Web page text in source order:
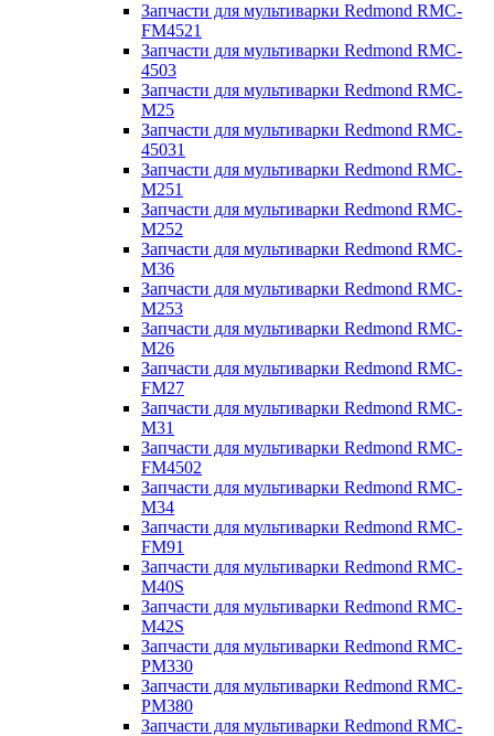
Запчасти для мультиварки Redmond RMC-
FM4521
Запчасти для мультиварки Redmond RMC-
4503
Запчасти для мультиварки Redmond RMC-
M25
Запчасти для мультиварки Redmond RMC-
45031
Запчасти для мультиварки Redmond RMC-
M251
Запчасти для мультиварки Redmond RMC-
M252
Запчасти для мультиварки Redmond RMC-
M36
Запчасти для мультиварки Redmond RMC-
M253
Запчасти для мультиварки Redmond RMC-
M26
Запчасти для мультиварки Redmond RMC-
FM27
Запчасти для мультиварки Redmond RMC-
M31
Запчасти для мультиварки Redmond RMC-
FM4502
Запчасти для мультиварки Redmond RMC-
M34
Запчасти для мультиварки Redmond RMC-
FM91
Запчасти для мультиварки Redmond RMC-
M40S
Запчасти для мультиварки Redmond RMC-
M42S
Запчасти для мультиварки Redmond RMC-
PM330
Запчасти для мультиварки Redmond RMC-
PM380
Запчасти для мультиварки Redmond RMC-